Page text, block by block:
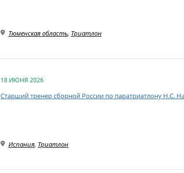
Тюменская область, Триатлон
18 ИЮНЯ 2026
Старший тренер сборной России по паратриатлону Н.С.
Испания, Триатлон